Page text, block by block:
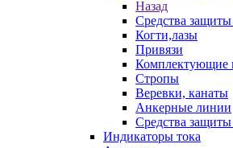
Назад
Средства
Когти,лазы
Привязи
Комплектующие
Стропы
Веревки, канаты
Анкерные линии
Средства
Индикаторы тока